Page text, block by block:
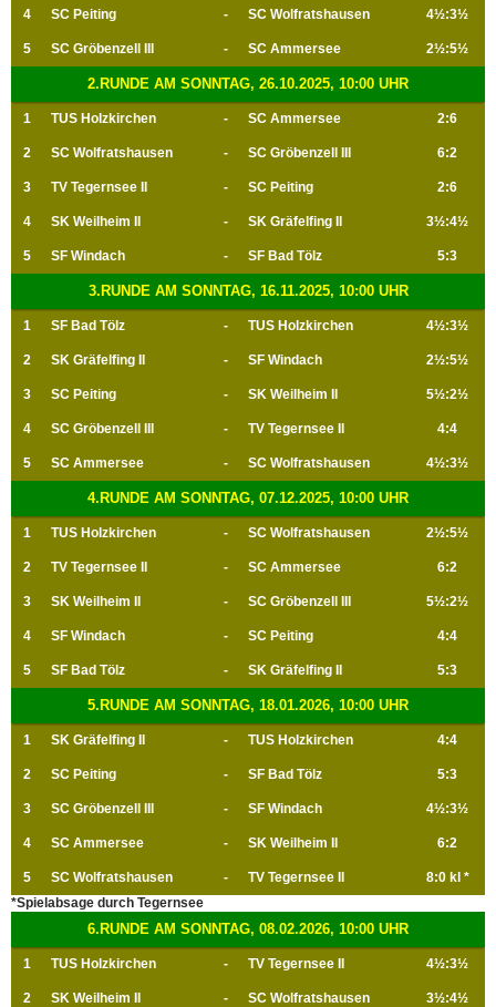
4 SC Peiting - SC Wolfratshausen 4½:3½
5 SC Gröbenzell III - SC Ammersee 2½:5½
2.RUNDE AM SONNTAG, 26.10.2025, 10:00 UHR
1 TUS Holzkirchen - SC Ammersee 2:6
2 SC Wolfratshausen - SC Gröbenzell III 6:2
3 TV Tegernsee II - SC Peiting 2:6
4 SK Weilheim II - SK Gräfelfing II 3½:4½
5 SF Windach - SF Bad Tölz 5:3
3.RUNDE AM SONNTAG, 16.11.2025, 10:00 UHR
1 SF Bad Tölz - TUS Holzkirchen 4½:3½
2 SK Gräfelfing II - SF Windach 2½:5½
3 SC Peiting - SK Weilheim II 5½:2½
4 SC Gröbenzell III - TV Tegernsee II 4:4
5 SC Ammersee - SC Wolfratshausen 4½:3½
4.RUNDE AM SONNTAG, 07.12.2025, 10:00 UHR
1 TUS Holzkirchen - SC Wolfratshausen 2½:5½
2 TV Tegernsee II - SC Ammersee 6:2
3 SK Weilheim II - SC Gröbenzell III 5½:2½
4 SF Windach - SC Peiting 4:4
5 SF Bad Tölz - SK Gräfelfing II 5:3
5.RUNDE AM SONNTAG, 18.01.2026, 10:00 UHR
1 SK Gräfelfing II - TUS Holzkirchen 4:4
2 SC Peiting - SF Bad Tölz 5:3
3 SC Gröbenzell III - SF Windach 4½:3½
4 SC Ammersee - SK Weilheim II 6:2
5 SC Wolfratshausen - TV Tegernsee II
8:0 kl *
*Spielabsage durch Tegernsee
6.RUNDE AM SONNTAG, 08.02.2026, 10:00 UHR
1 TUS Holzkirchen - TV Tegernsee II 4½:3½
2 SK Weilheim II - SC Wolfratshausen 3½:4½